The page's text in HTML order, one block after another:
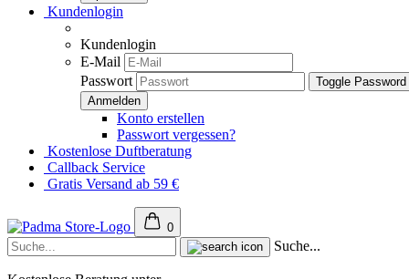
Kundenlogin
Kundenlogin
E-Mail
Passwort
Toggle
Konto erstellen
Passwort vergessen?
Kostenlose Duftberatung
Callback Service
Gratis Versand ab 59 €
0
Suche...